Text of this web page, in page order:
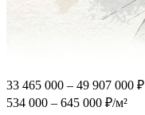
33 465 000 – 49 907 000 ₽
534 000 – 645 000 ₽/м²